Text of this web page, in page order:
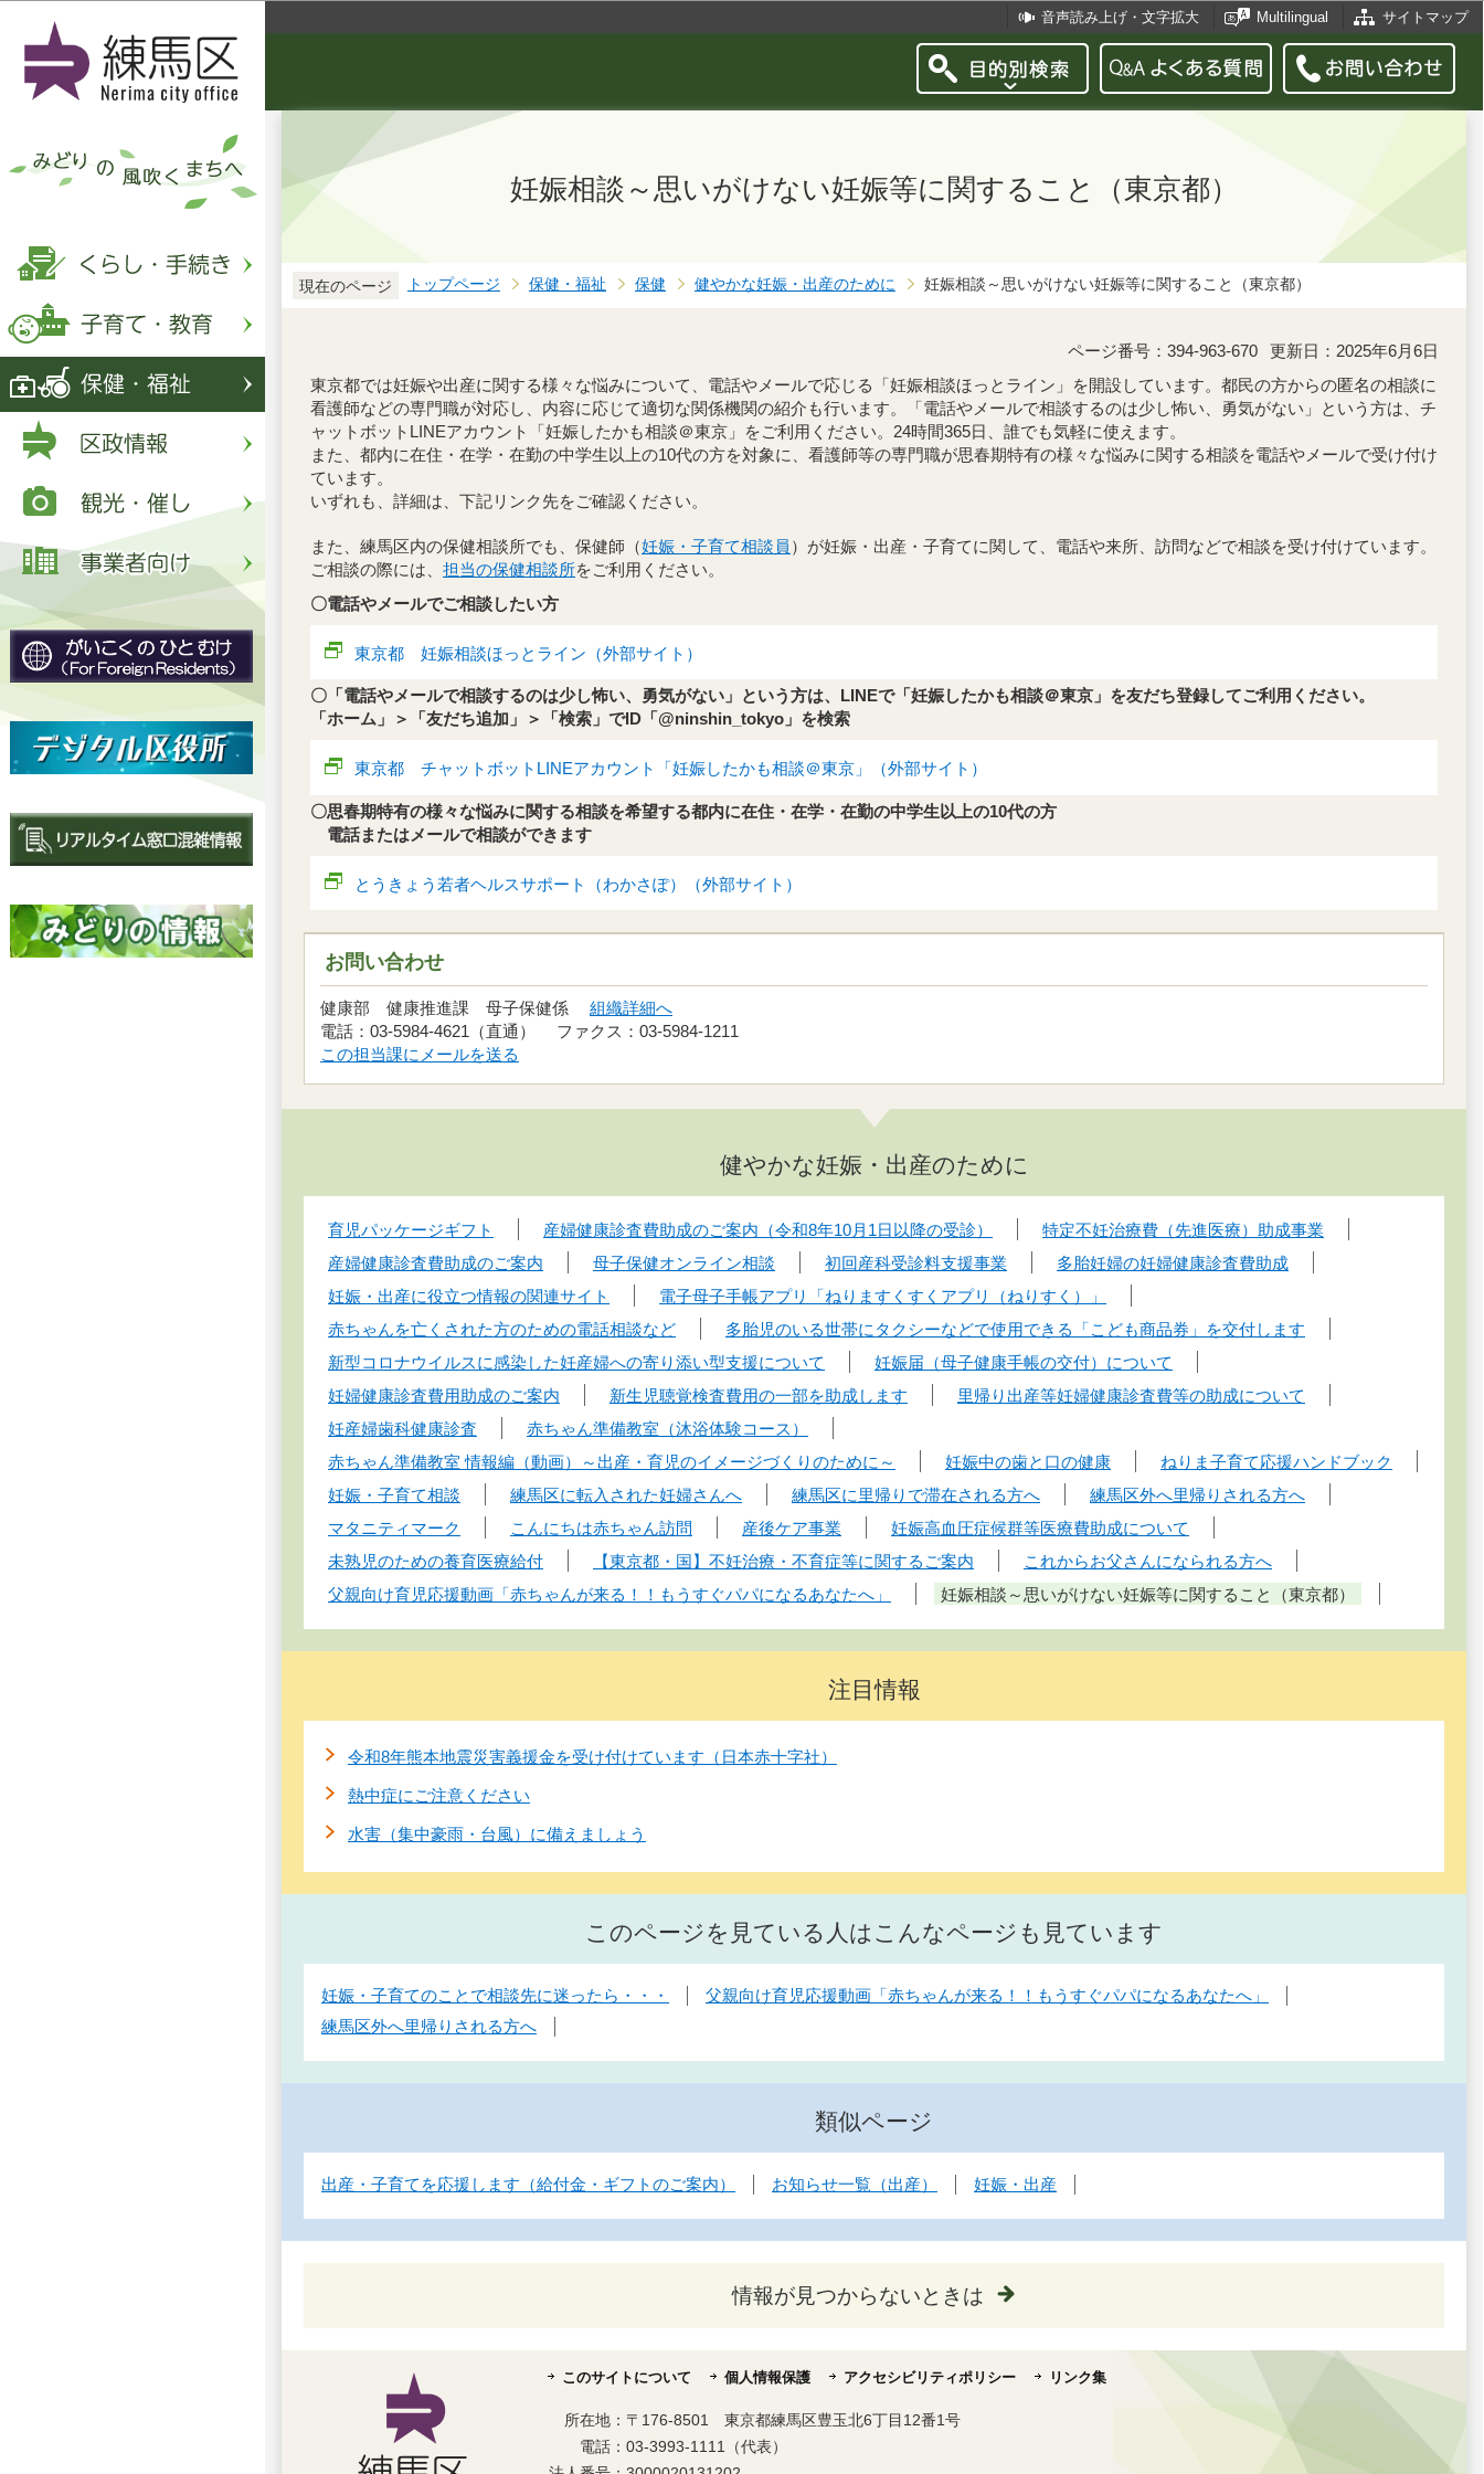
音声読み上げ・文字拡大 Multilingual サイトマップ
妊娠相談～思いがけない妊娠等に関すること（東京都）
現在のページ トップページ 保健・福祉 保健 健やかな妊娠・出産のために 妊娠相談～思いがけない妊娠等に関すること（東京都）
ページ番号：394-963-670
更新日：2025年6月6日
東京都では妊娠や出産に関する様々な悩みについて、電話やメールで応じる「妊娠相談ほっとライン」を開設しています。都民の方からの匿名の相談に
看護師などの専門職が対応し、内容に応じて適切な関係機関の紹介も行います。「電話やメールで相談するのは少し怖い、勇気がない」という方は、チ
ャットボットLINEアカウント「妊娠したかも相談＠東京」をご利用ください。24時間365日、誰でも気軽に使えます。
また、都内に在住・在学・在勤の中学生以上の10代の方を対象に、看護師等の専門職が思春期特有の様々な悩みに関する相談を電話やメールで受け付け
ています。
いずれも、詳細は、下記リンク先をご確認ください。
また、練馬区内の保健相談所でも、保健師（妊娠・子育て相談員 ）が妊娠・出産・子育てに関して、電話や来所、訪問などで相談を受け付けています。
ご相談の際には、 担当の保健相談所をご利用ください。
〇電話やメールでご相談したい方
東京都 妊娠相談ほっとライン（外部サイト）
〇「電話やメールで相談するのは少し怖い、勇気がない」という方は、LINEで「妊娠したかも相談＠東京」を友だち登録してご利用ください。
「ホーム」＞「友だち追加」＞「検索」でID「@ninshin_tokyo」を検索
東京都 チャットボットLINEアカウント「妊娠したかも相談＠東京」（外部サイト）
〇思春期特有の様々な悩みに関する相談を希望する都内に在住・在学・在勤の中学生以上の10代の方
電話またはメールで相談ができます
とうきょう若者ヘルスサポート（わかさぽ）（外部サイト）
お問い合わせ
健康部 健康推進課 母子保健係 組織詳細へ
電話：03-5984-4621（直通） ファクス：03-5984-1211
この担当課にメールを送る
健やかな妊娠・出産のために
育児パッケージギフト 産婦健康診査費助成のご案内（令和8年10月1日以降の受診）
特定不妊治療費（先進医療）助成事業
産婦健康診査費助成のご案内
母子保健オンライン相談 初回産科受診料支援事業
多胎妊婦の妊婦健康診査費助成
妊娠・出産に役立つ情報の関連サイト
電子母子手帳アプリ「ねりますくすくアプリ（ねりすく）」
赤ちゃんを亡くされた方のための電話相談など
多胎児のいる世帯にタクシーなどで使用できる「こども商品券」を交付します
新型コロナウイルスに感染した妊産婦への寄り添い型支援について
妊娠届（母子健康手帳の交付）について
妊婦健康診査費用助成のご案内
新生児聴覚検査費用の一部を助成します
里帰り出産等妊婦健康診査費等の助成について
妊産婦歯科健康診査
赤ちゃん準備教室（沐浴体験コース）
赤ちゃん準備教室 情報編（動画）～出産・育児のイメージづくりのために～
妊娠中の歯と口の健康
ねりま子育て応援ハンドブック
妊娠・子育て相談
練馬区に転入された妊婦さんへ 練馬区に里帰りで滞在される方へ
練馬区外へ里帰りされる方へ
マタニティマーク
こんにちは赤ちゃん訪問 産後ケア事業
妊娠高血圧症候群等医療費助成について
未熟児のための養育医療給付
【東京都・国】不妊治療・不育症等に関するご案内
これからお父さんになられる方へ
父親向け育児応援動画「赤ちゃんが来る！！もうすぐパパになるあなたへ」
妊娠相談～思いがけない妊娠等に関すること（東京都）
注目情報
令和8年熊本地震災害義援金を受け付けています（日本赤十字社）
熱中症にご注意ください
水害（集中豪雨・台風）に備えましょう
このページを見ている人はこんなページも見ています
妊娠・子育てのことで相談先に迷ったら・・・
父親向け育児応援動画「赤ちゃんが来る！！もうすぐパパになるあなたへ」
練馬区外へ里帰りされる方へ
類似ページ
出産・子育てを応援します（給付金・ギフトのご案内） お知らせ一覧（出産） 妊娠・出産
情報が見つからないときは
このサイトについて 個人情報保護 アクセシビリティポリシー リンク集
所在地： 〒176-8501 東京都練馬区豊玉北6丁目12番1号
電話： 03-3993-1111（代表）